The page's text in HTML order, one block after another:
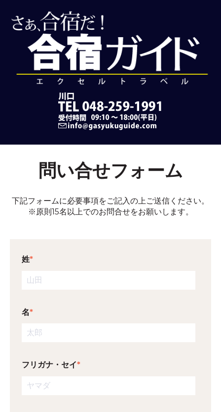
問い合せフォーム
下記フォームに必要事項をご記入の上ご送信ください。
※原則15名以上でのお問合せをお願いします。
姓*
名*
フリガナ・セイ*